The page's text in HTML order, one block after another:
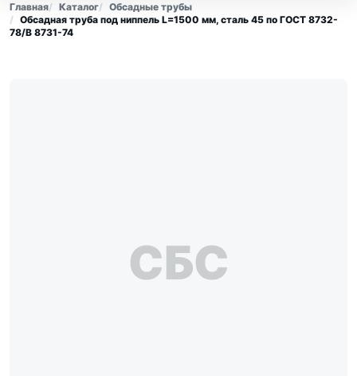
Главная Каталог
Обсадные трубы
Обсадная труба под ниппель L=1500 мм, сталь 45 по ГОСТ 8732-
78/В 8731-74
СБС